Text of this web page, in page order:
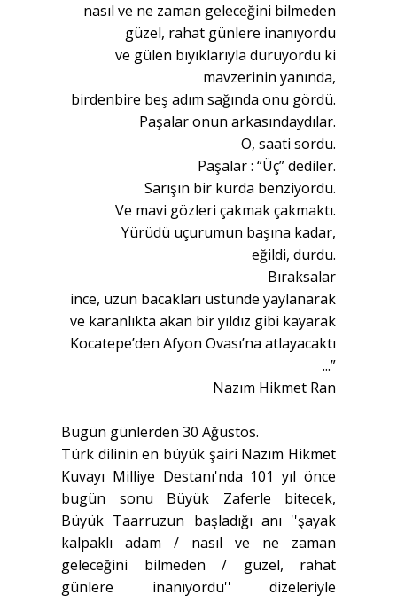
nasıl ve ne zaman geleceğini bilmeden
güzel, rahat günlere inanıyordu
ve gülen bıyıklarıyla duruyordu ki
mavzerinin yanında,
birdenbire beş adım sağında onu gördü.
Paşalar onun arkasındaydılar.
O, saati sordu.
Paşalar : “Üç” dediler.
Sarışın bir kurda benziyordu.
Ve mavi gözleri çakmak çakmaktı.
Yürüdü uçurumun başına kadar,
eğildi, durdu.
Bıraksalar
ince, uzun bacakları üstünde yaylanarak
ve karanlıkta akan bir yıldız gibi kayarak
Kocatepe’den Afyon Ovası’na atlayacaktı
...”
Nazım Hikmet Ran
Bugün günlerden 30 Ağustos.
Türk dilinin en büyük şairi Nazım Hikmet
Kuvayı Milliye Destanı'nda 101 yıl önce
bugün sonu Büyük Zaferle bitecek,
Büyük Taarruzun başladığı anı ''şayak
kalpaklı adam / nasıl ve ne zaman
geleceğini bilmeden / güzel, rahat
günlere inanıyordu'' dizeleriyle